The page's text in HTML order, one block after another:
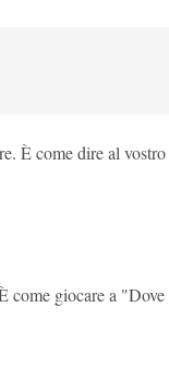
È come dire al
giocare a